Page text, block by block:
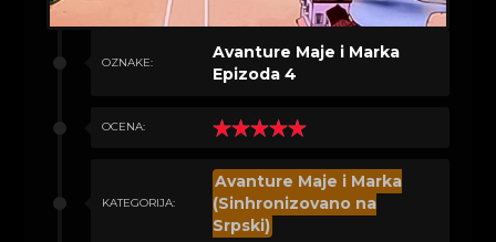
OZNAKE:
Avanture Maje i Marka
Epizoda 4
OCENA:
KATEGORIJA:
Avanture Maje i Marka
(Sinhronizovano na
Srpski)